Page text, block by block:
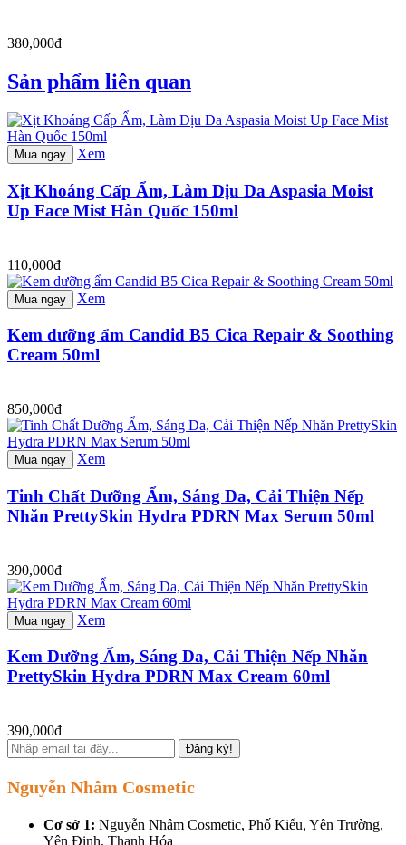
380,000đ
Sản phẩm liên quan
Mua ngay Xem
Xịt Khoáng Cấp Ẩm, Làm Dịu Da Aspasia Moist
Up Face Mist Hàn Quốc 150ml
110,000đ
Mua ngay Xem
Kem dưỡng ẩm Candid B5 Cica Repair & Soothing
Cream 50ml
850,000đ
Mua ngay Xem
Tinh Chất Dưỡng Ẩm, Sáng Da, Cải Thiện Nếp
Nhăn PrettySkin Hydra PDRN Max Serum 50ml
390,000đ
Mua ngay Xem
Kem Dưỡng Ẩm, Sáng Da, Cải Thiện Nếp Nhăn
PrettySkin Hydra PDRN Max Cream 60ml
390,000đ
Đăng ký!
Nguyễn Nhâm Cosmetic
Cơ sở 1: Nguyễn Nhâm Cosmetic, Phố Kiểu, Yên Trường,
Yên Định, Thanh Hóa